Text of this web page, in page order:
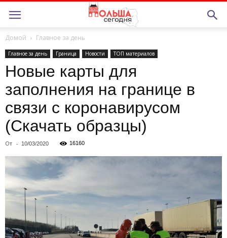
Домой Главное за день
Главное за день Граница Новости ТОП материалов
Новые карты для
заполнения на границе в
связи с коронавирусом
(Скачать образцы)
От - 10/03/2020 16160